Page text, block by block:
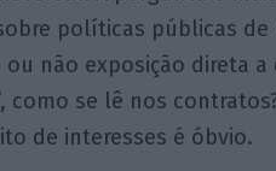
políticas públicas
não exposição direta a
como se lê nos
de interesses é óbvio.